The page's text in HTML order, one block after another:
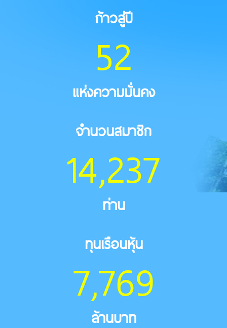
ก้าวสู่ปี
52
แห่งความมั่นคง
จำนวนสมาชิก
14,237
ท่าน
ทุนเรือนหุ้น
7,769
ล้านบาท